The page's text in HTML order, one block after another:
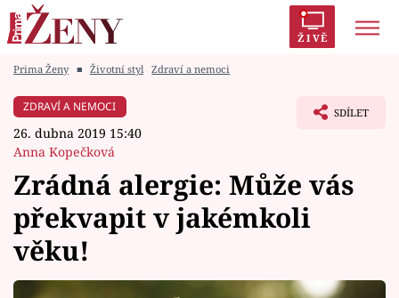
ŽIVĚ
Módní alarm
Zrádci
Témata
Celebrity
Prima Ženy ■ Životní styl Zdraví a nemoci
ZDRAVÍ A NEMOCI
26. dubna 2019 15:40
Anna Kopečková
SDÍLET
Zrádná alergie: Může vás
překvapit v jakémkoli
věku!